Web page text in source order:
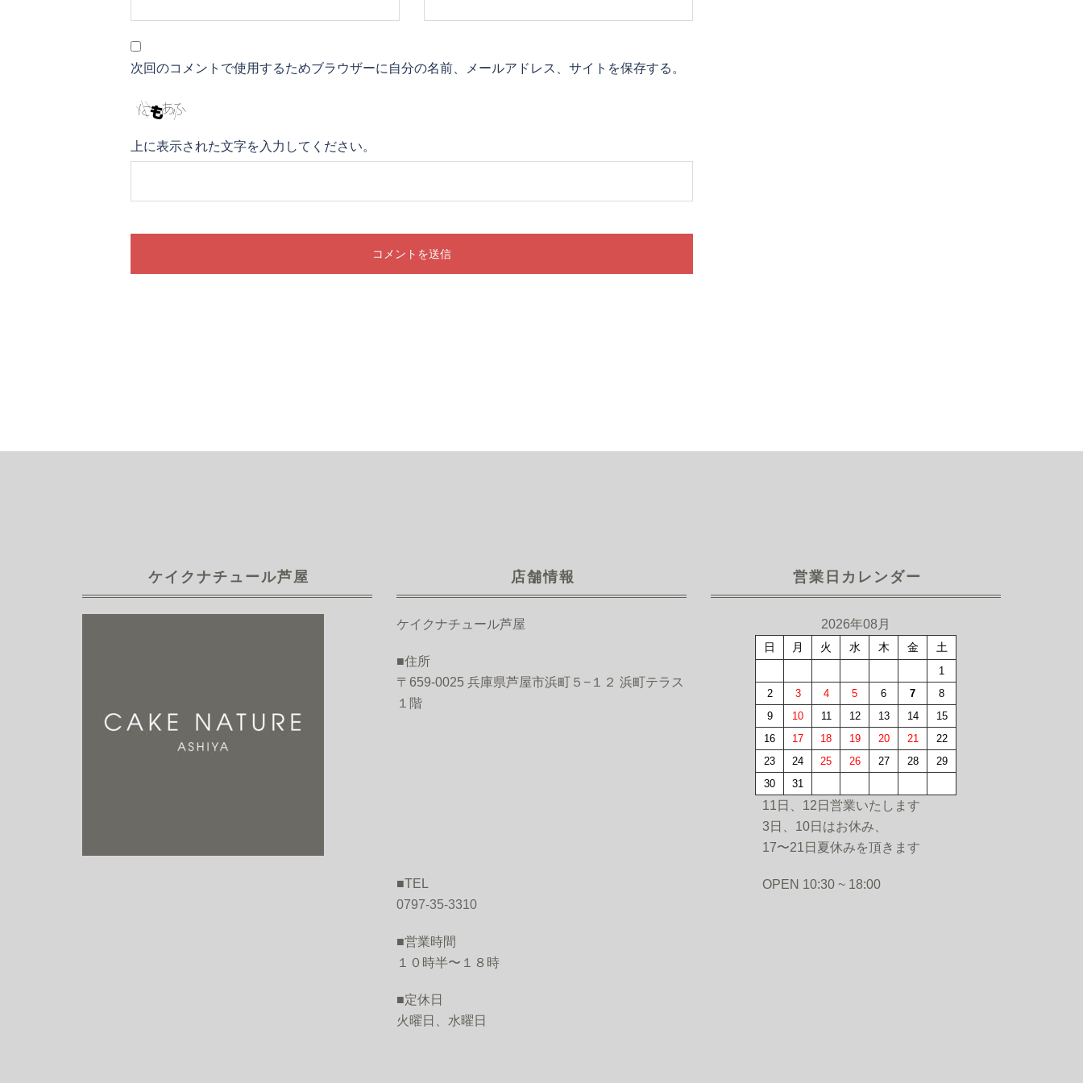
次回のコメントで使用するためブラウザーに自分の名前、メールアドレス、サイトを保存する。
上に表示された文字を入力してください。
ケイクナチュール芦屋 店舗情報
ケイクナチュール芦屋
■住所
〒659-0025 兵庫県芦屋市浜町５−１２ 浜町テラス
１階
■TEL
0797-35-3310
■営業時間
１０時半〜１８時
■定休日
火曜日、水曜日
営業日カレンダー
2026年08月
日 月 火 水 木 金 土
1
2
3 4 5 6 7
8
9
10 11 12 13 14
15
16
17 18 19 20 21
22
23
24 25 26 27 28
29
30
31
11日、12日営業いたします
3日、10日はお休み、
17〜21日夏休みを頂きます
OPEN 10:30 ~ 18:00